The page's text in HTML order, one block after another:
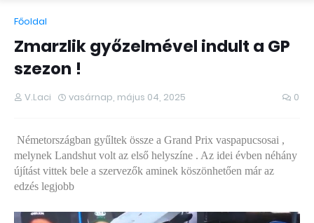
Főoldal
Zmarzlik győzelmével indult a GP
szezon !
V.Laci vasárnap, május 04, 2025 0
Németországban gyűltek össze a Grand Prix vaspapucsosai ,
melynek Landshut volt az első helyszíne . Az idei évben néhány
újítást vittek bele a szervezők aminek köszönhetően már az
edzés legjobb